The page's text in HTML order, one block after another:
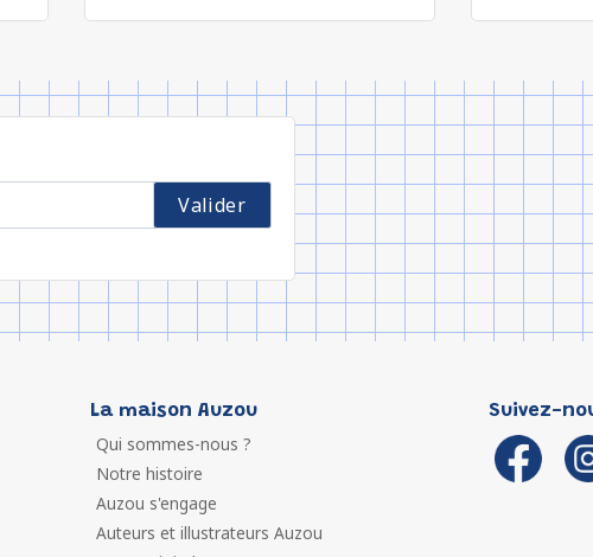
La maison Auzou
Qui sommes-nous ?
Notre histoire
Auzou s'engage
Auteurs et illustrateurs Auzou
Suivez-